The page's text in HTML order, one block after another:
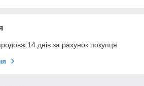
14 днів за рахунок покупця